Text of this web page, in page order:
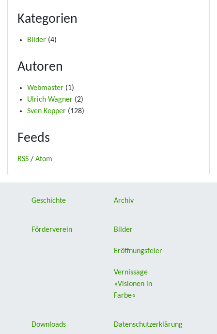
Kategorien
Bilder (4)
Autoren
Webmaster (1)
Ulrich Wagner (2)
Sven Kepper (128)
Feeds
RSS / Atom
Geschichte Archiv
Förderverein Bilder
Eröffnungsfeier
Vernissage
»Visionen in
Farbe«
Downloads Datenschutzerklärung